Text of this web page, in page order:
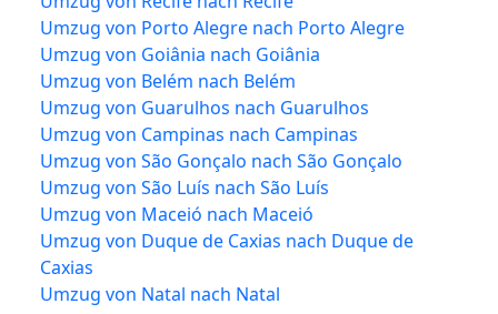
Umzug von Porto Alegre nach Porto Alegre
Umzug von Goiânia nach Goiânia
Umzug von Belém nach Belém
Umzug von Guarulhos nach Guarulhos
Umzug von Campinas nach Campinas
Umzug von São Gonçalo nach São Gonçalo
Umzug von São Luís nach São Luís
Umzug von Maceió nach Maceió
Umzug von Duque de Caxias nach Duque de
Caxias
Umzug von Natal nach Natal